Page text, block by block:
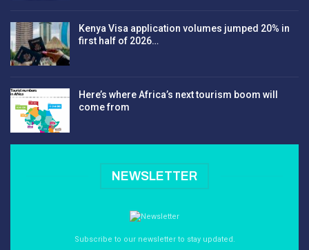
Kenya Visa application volumes jumped 20% in
first half of 2026…
Here’s where Africa’s next tourism boom will
come from
NEWSLETTER
Subscribe to our newsletter to stay updated.